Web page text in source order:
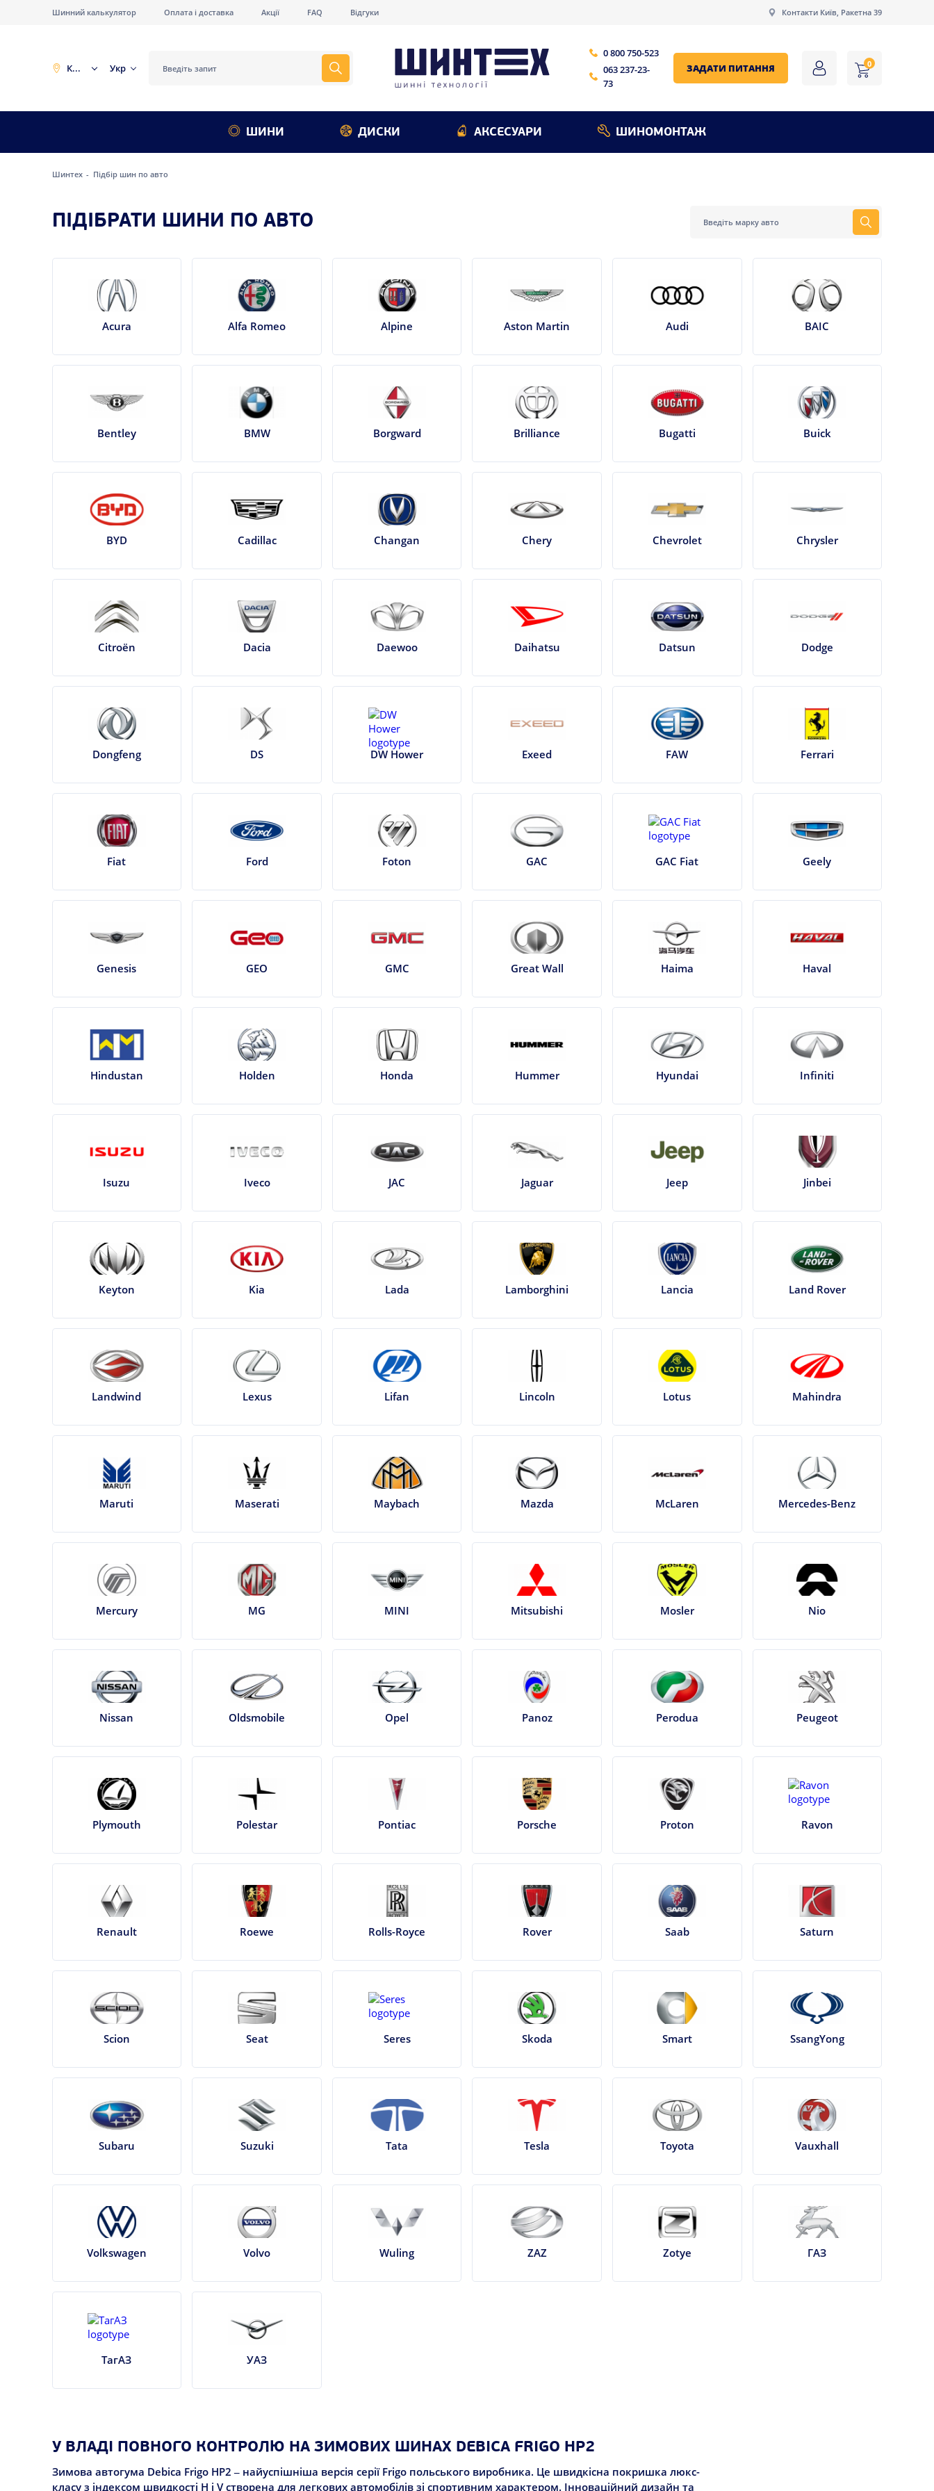
Шинний калькулятор Оплата і доставка Акції FAQ Відгуки Контакти Київ, Ракетна 39
Київ Укр
0 800 750-523
063 237-23-
73
ЗАДАТИ ПИТАННЯ 0
ШИНИ ДИСКИ АКСЕСУАРИ ШИНОМОНТАЖ
Шинтех Підбір шин по авто
ПІДІБРАТИ ШИНИ ПО АВТО
Acura Alfa Romeo Alpine Aston Martin Audi BAIC
Bentley BMW Borgward Brilliance Bugatti Buick
BYD Cadillac Changan Chery Chevrolet Chrysler
Citroën Dacia Daewoo Daihatsu Datsun Dodge
Dongfeng DS DW Hower Exeed FAW Ferrari
Fiat Ford Foton GAC GAC Fiat Geely
Genesis GEO GMC Great Wall Haima Haval
Hindustan Holden Honda Hummer Hyundai Infiniti
Isuzu Iveco JAC Jaguar Jeep Jinbei
Keyton Kia Lada Lamborghini Lancia Land Rover
Landwind Lexus Lifan Lincoln Lotus Mahindra
Maruti Maserati Maybach Mazda McLaren Mercedes-Benz
Mercury MG MINI Mitsubishi Mosler Nio
Nissan Oldsmobile Opel Panoz Perodua Peugeot
Plymouth Polestar Pontiac Porsche Proton Ravon
Renault Roewe Rolls-Royce Rover Saab Saturn
Scion Seat Seres Skoda Smart SsangYong
Subaru Suzuki Tata Tesla Toyota Vauxhall
Volkswagen Volvo Wuling ZAZ Zotye ГАЗ
ТагАЗ УАЗ
У ВЛАДІ ПОВНОГО КОНТРОЛЮ НА ЗИМОВИХ ШИНАХ DEBICA FRIGO HP2
Зимова автогума Debica Frigo HP2 – найуспішніша версія серії Frigo польського виробника. Це швидкісна покришка люкс-
класу з індексом швидкості Н і V створена для легкових автомобілів зі спортивним характером. Інноваційний дизайн та